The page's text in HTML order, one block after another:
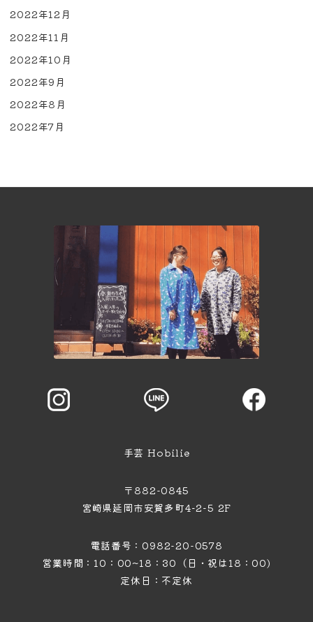
2022年12月
2022年11月
2022年10月
2022年9月
2022年8月
2022年7月
手芸 Hobilie
〒882-0845
宮崎県延岡市安賀多町4−2−5 2F
電話番号：0982-20-0578
営業時間：10：00~18：30（日・祝は18：00)
定休日：不定休